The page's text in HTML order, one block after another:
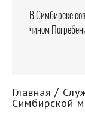
В Симбирске
чином
Главная
Симбирской